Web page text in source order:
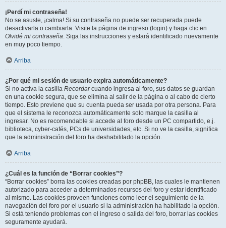
¡Perdí mi contraseña!
No se asuste, ¡calma! Si su contraseña no puede ser recuperada puede
desactivarla o cambiarla. Visite la página de ingreso (login) y haga clic en
Olvidé mi contraseña. Siga las instrucciones y estará identificado nuevamente
en muy poco tiempo.
Arriba
¿Por qué mi sesión de usuario expira automáticamente?
Si no activa la casilla Recordarcuando ingresa al foro, sus datos se guardan
en una cookie segura, que se elimina al salir de la página o al cabo de cierto
tiempo. Esto previene que su cuenta pueda ser usada por otra persona. Para
que el sistema le reconozca automáticamente solo marque la casilla al
ingresar. No es recomendable si accede al foro desde un PC compartido, e.j.
biblioteca, cyber-cafés, PCs de universidades, etc. Si no ve la casilla, significa
que la administración del foro ha deshabilitado la opción.
Arriba
¿Cuál es la función de “Borrar cookies”?
“Borrar cookies” borra las cookies creadas por phpBB, las cuales le mantienen
autorizado para acceder a determinados recursos del foro y estar identificado
al mismo. Las cookies proveen funciones como leer el seguimiento de la
navegación del foro por el usuario si la administración ha habilitado la opción.
Si está teniendo problemas con el ingreso o salida del foro, borrar las cookies
seguramente ayudará.